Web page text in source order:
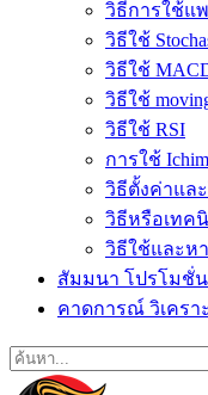
วิธีการใช้แ
วิธีใช้
วิธีใช้
วิธีใช้
วิธีใช้ RSI
การใช้
วิธีตั้งค่าและ
วิธีหรือเทคนิ
วิธีใช้และหา
สัมมนา โปรโมชั่
คาดการณ์ วิเครา